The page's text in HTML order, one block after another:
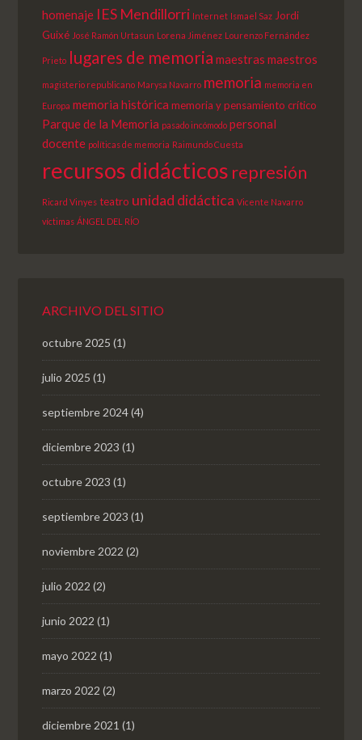
homenaje IES Mendillorri Internet Ismael Saz Jordi
Guixé José Ramón Urtasun Lorena Jiménez Lourenzo Fernández
Prieto lugares de memoria maestras maestros
magisterio republicano Marysa Navarro memoria memoria en
Europa memoria histórica memoria y pensamiento crítico
Parque de la Memoria pasado incómodo personal
docente políticas de memoria Raimundo Cuesta
recursos didácticos represión
Ricard Vinyes teatro unidad didáctica Vicente Navarro
víctimas ÁNGEL DEL RÍO
ARCHIVO DEL SITIO
octubre 2025 (1)
julio 2025 (1)
septiembre 2024(4)
diciembre 2023 (1)
octubre 2023 (1)
septiembre 2023 (1)
noviembre 2022 (2)
julio 2022 (2)
junio 2022 (1)
mayo 2022 (1)
marzo 2022 (2)
diciembre 2021 (1)